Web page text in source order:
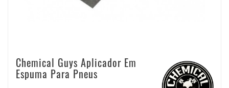
Chemical Guys Aplicador Em
Espuma Para Pneus